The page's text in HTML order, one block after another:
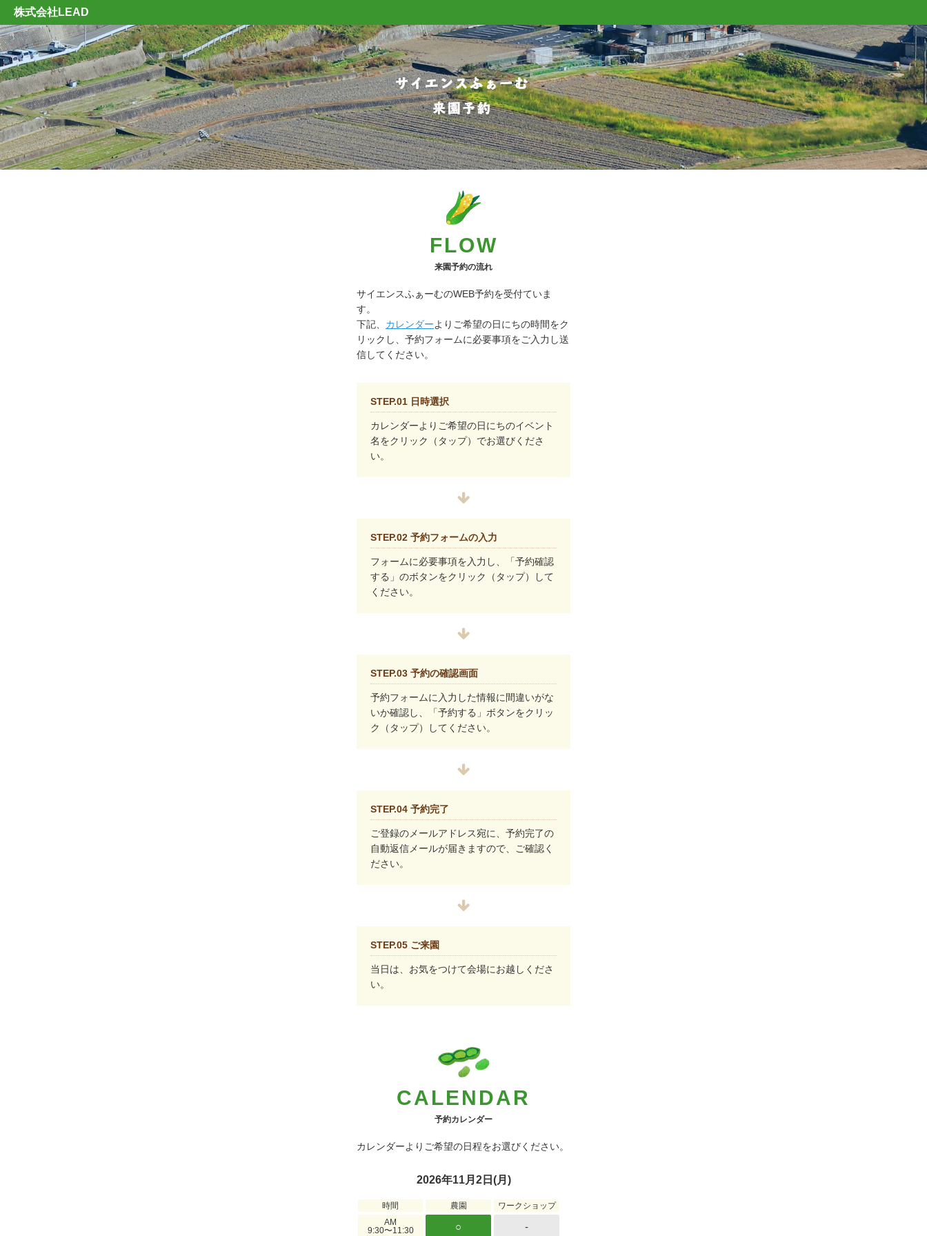
株式会社LEAD
FLOW
来園予約の流れ
サイエンスふぁーむのWEB予約を受付ていま
す。
下記、 カレンダーよりご希望の日にちの時間をク
リックし、予約フォームに必要事項をご入力し送
信してください。
STEP.01 日時選択
カレンダーよりご希望の日にちのイベント
名をクリック（タップ）でお選びくださ
い。
STEP.02 予約フォームの入力
フォームに必要事項を入力し、「予約確認
する」のボタンをクリック（タップ）して
ください。
STEP.03 予約の確認画面
予約フォームに入力した情報に間違いがな
いか確認し、「予約する」ボタンをクリッ
ク（タップ）してください。
STEP.04 予約完了
ご登録のメールアドレス宛に、予約完了の
自動返信メールが届きますので、ご確認く
ださい。
STEP.05 ご来園
当日は、お気をつけて会場にお越しくださ
い。
CALENDAR
予約カレンダー
カレンダーよりご希望の日程をお選びください。
2026年11月2日(月)
時間 農園
ワークショップ
AM
9:30〜11:30
○ -